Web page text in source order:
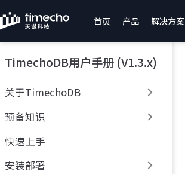
跳
至
主
內
首页 产品 解决方案
TimechoDB用户手册 (V1.3.x)
关于TimechoDB
预备知识
快速上手
安装部署